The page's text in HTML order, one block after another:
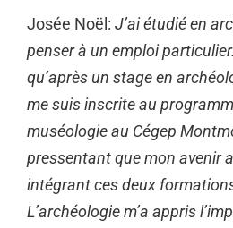
Josée Noël: J’ai étudié en
penser à un emploi
qu’après un stage en
me suis inscrite au
muséologie au Cégep
pressentant que mon avenir
intégrant ces deux
L’archéologie m’a appris